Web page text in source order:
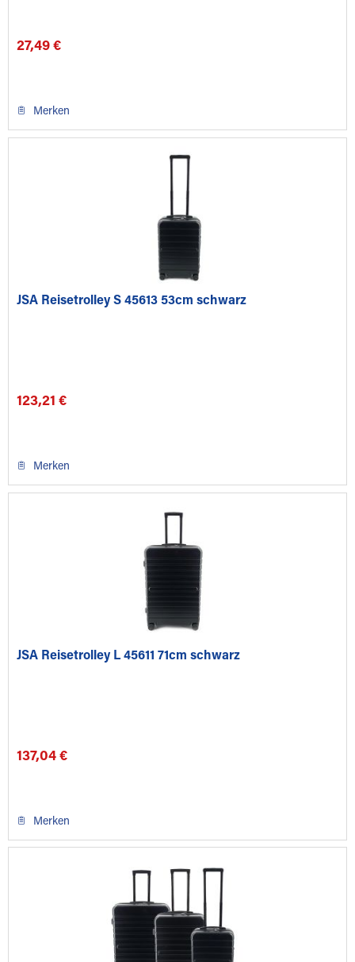
27,49 €
Merken
JSA Reisetrolley S 45613 53cm schwarz
123,21 €
Merken
JSA Reisetrolley L 45611 71cm schwarz
137,04 €
Merken